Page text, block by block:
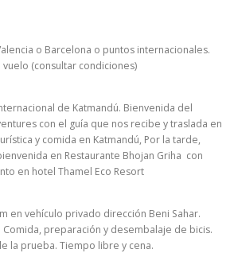
o Barcelona o puntos internacionales.
(consultar condiciones)
de Katmandú. Bienvenida del
con el guía que nos recibe y traslada en
y comida en Katmandú, Por la tarde,
en Restaurante Bhojan Griha con
en hotel Thamel Eco Resort
en vehículo privado dirección Beni Sahar.
Comida, preparación y desembalaje de bicis.
la prueba. Tiempo libre y cena.